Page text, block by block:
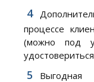
процессе
(можно под